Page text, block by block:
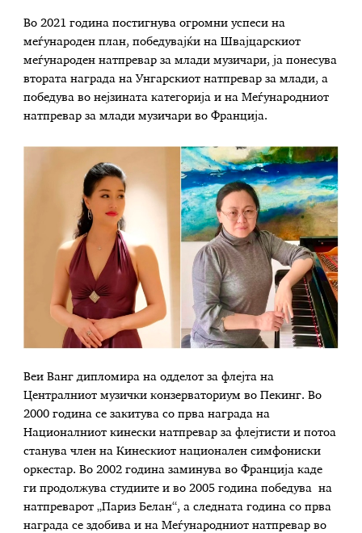
Во 2021 година постигнува огромни успеси на
меѓународен план, победувајќи на Швајцарскиот
меѓународен натпревар за млади музичари, ја понесува
втората награда на Унгарскиот натпревар за млади, а
победува во нејзината категорија и на Меѓународниот
натпревар за млади музичари во Франција.
Веи Ванг дипломира на одделот за флејта на
Централниот музички конзерваториум во Пекинг. Во
2000 година се закитува со прва награда на
Националниот кинески натпревар за флејтисти и потоа
станува член на Кинескиот национален симфониски
оркестар. Во 2002 година заминува во Франција каде
ги продолжува студиите и во 2005 година победува на
натпреварот „Париз Белан“, а следната година со прва
награда се здобива и на Меѓународниот натпревар во